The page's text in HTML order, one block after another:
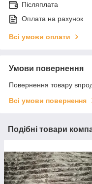
Післяплата
Оплата на рахунок
Всі умови оплати
Умови повернення
Повернення товару
Всі умови повернення
Подібні товари